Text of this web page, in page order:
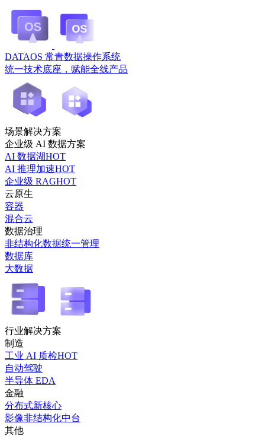
DATAOS 常青数据操作系统
统一技术底座，赋能全线产品
场景解决方案
企业级 AI 数据方案
AI 数据湖HOT
AI 推理加速HOT
企业级 RAGHOT
云原生
容器
混合云
数据治理
非结构化数据统一管理
数据库
大数据
行业解决方案
制造
工业 AI 质检HOT
自动驾驶
半导体 EDA
金融
分布式新核心
影像非结构化中台
其他